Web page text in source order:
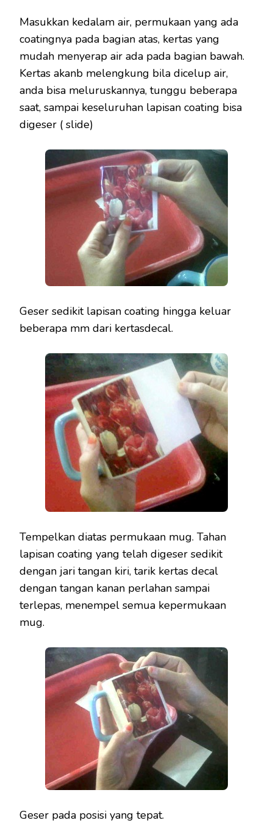
Masukkan kedalam air, permukaan yang ada
coatingnya pada bagian atas, kertas yang
mudah menyerap air ada pada bagian bawah.
Kertas akanb melengkung bila dicelup air,
anda bisa meluruskannya, tunggu beberapa
saat, sampai keseluruhan lapisan coating bisa
digeser ( slide)
Geser sedikit lapisan coating hingga keluar
beberapa mm dari kertasdecal.
Tempelkan diatas permukaan mug. Tahan
lapisan coating yang telah digeser sedikit
dengan jari tangan kiri, tarik kertas decal
dengan tangan kanan perlahan sampai
terlepas, menempel semua kepermukaan
mug.
Geser pada posisi yang tepat.